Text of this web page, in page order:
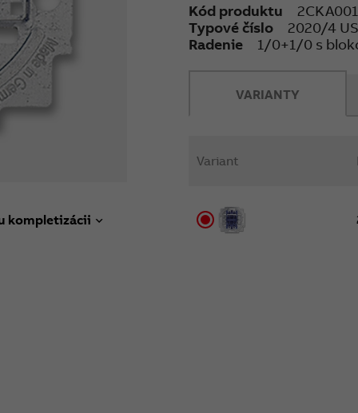
Kód produktu
Typové číslo
2020/4 US
Radenie
1/0+1/0 s
kompletizácii
VARIANTY
Variant